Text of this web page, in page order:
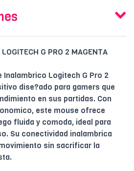
G PRO 2 MAGENTA
Inalambrico Logitech G Pro 2
dise?ado para gamers que
en sus partidas. Con
este mouse ofrece
fluida y comoda, ideal para
Su conectividad inalambrica
sin sacrificar la